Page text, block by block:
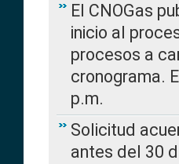
El CNOGas
inicio al
procesos a
cronograma.
p.m.
Solicitud
antes del 30